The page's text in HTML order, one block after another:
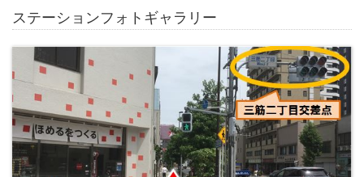
ステーションフォトギャラリー